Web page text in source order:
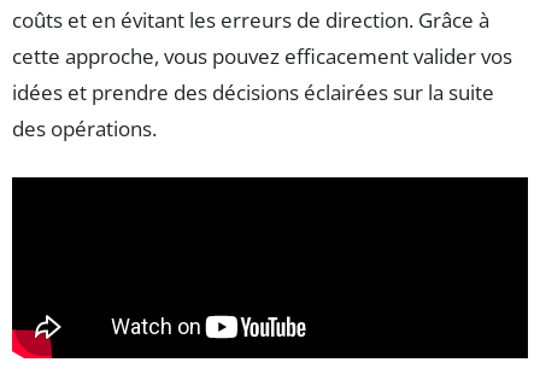
coûts et en évitant les erreurs de direction. Grâce à
cette approche, vous pouvez efficacement valider vos
idées et prendre des décisions éclairées sur la suite
des opérations.